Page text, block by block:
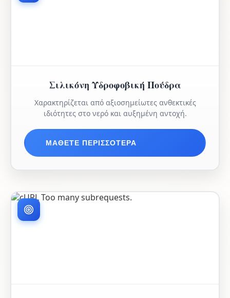
Σιλικόνη Υδροφοβική Πούδρα
Χαρακτηρίζεται από αξιοσημείωτες ανθεκτικές
ιδιότητες στο νερό και αυξημένη αντοχή.
ΜΆΘΕΤΕ ΠΕΡΙΣΣΌΤΕΡΑ